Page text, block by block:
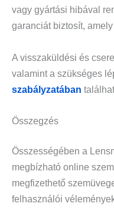
vagy gyártási hibával
garanciát biztosít,
A visszaküldési és
valamint a szükséges
szabályzatában
Összegzés
Összességében a
megbízható online
megfizethető
felhasználói